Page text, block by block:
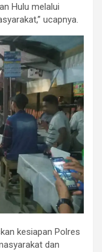
Hulu melalui
ucapnya.
kesiapan Polres
dan